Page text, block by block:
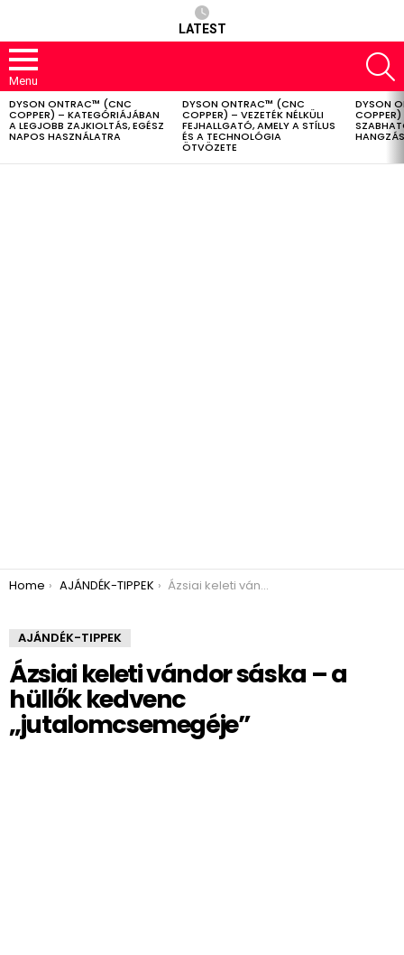
LATEST
Menu
LATEST
STORIES
DYSON ONTRAC™ (CNC
COPPER) – KATEGÓRIÁJÁBAN
A LEGJOBB ZAJKIOLTÁS, EGÉSZ
NAPOS HASZNÁLATRA
DYSON ONTRAC™ (CNC
COPPER) – VEZETÉK NÉLKÜLI
FEJHALLGATÓ, AMELY A STÍLUS
ÉS A TECHNOLÓGIA
ÖTVÖZETE
DYSON
COPPER)
You are here:
Home AJÁNDÉK-TIPPEK Ázsiai keleti vándor sáska – a hüllők kedvenc „jutalomcsemegéje”
AJÁNDÉK-TIPPEK
Ázsiai keleti vándor sáska – a
hüllők kedvenc
„jutalomcsemegéje”